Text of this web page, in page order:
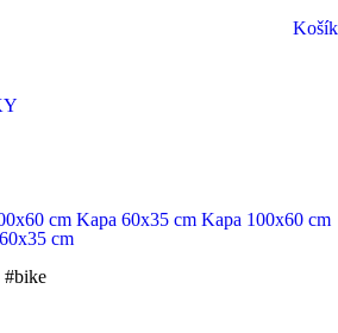
Košík
cm Kapa 60x35 cm Kapa 100x60 cm
cm
#bike